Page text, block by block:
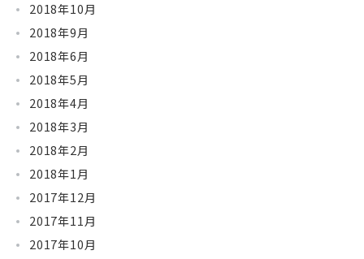
2018年10月
2018年9月
2018年6月
2018年5月
2018年4月
2018年3月
2018年2月
2018年1月
2017年12月
2017年11月
2017年10月